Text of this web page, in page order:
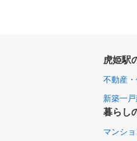
虎姫駅
不動産
新築一
暮らし
マンシ